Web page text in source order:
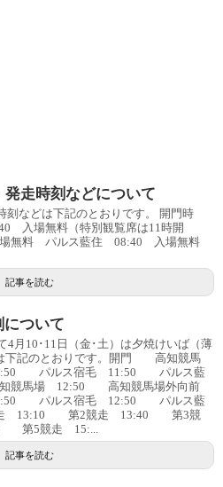
走時刻などについて
刻などは下記のとおりです。 開門時
入場無料（特別観覧席は11時開
無料 パルス藍住 08:40 入場無料
記事を読む
について
4月10･11日（金･土）は夕焼けいば（薄
下記のとおりです。開門 高知競馬
パルス宿毛 11:50 パルス藍
競馬場 12:50 高知競馬場外向前
パルス宿毛 12:50 パルス藍
13:10 第2競走 13:40 第3競
5競走 15:...
記事を読む